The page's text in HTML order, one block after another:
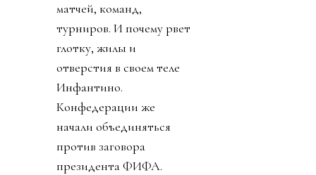
матчей, команд,
турниров. И почему рвет
глотку, жилы и
отверстия в своем теле
Инфантино.
Конфедерации же
начали объединяться
против заговора
президента ФИФА.